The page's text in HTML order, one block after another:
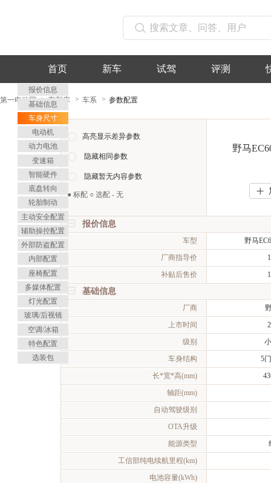
首页 新车 试驾 评测
第一电动网 车型库 车系 参数配置
高亮显示差异参数
隐藏相同参数
隐藏暂无内容参数
● 标配 ○ 选配 - 无
野马
>
报价信息
车型
野马
厂商指导价
补贴后售价
基础信息
厂商
上市时间
级别
车身结构
5
长*宽*高(mm)
轴距(mm)
自动驾驶级别
OTA升级
能源类型
工信部纯电续航里程(km)
电池容量(kWh)
报价信息
基础信息
车身尺寸
电动机
动力电池
变速箱
智能硬件
底盘转向
轮胎制动
主动安全配置
辅助操控配置
外部防盗配置
内部配置
座椅配置
多媒体配置
灯光配置
玻璃/后视镜
空调/冰箱
特色配置
选装包